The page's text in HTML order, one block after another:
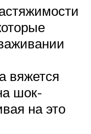
вяжется
шок-
на это